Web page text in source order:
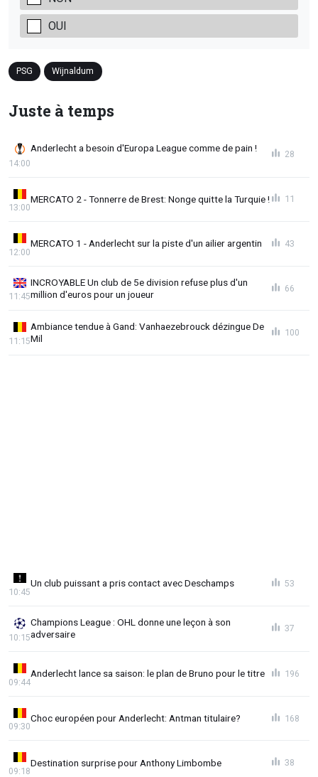
OUI
PSG Wijnaldum
Juste à temps
Anderlecht a besoin d'Europa League comme de pain !
14:00
28
MERCATO 2 - Tonnerre de Brest: Nonge quitte la Turquie !
13:00
11
MERCATO 1 - Anderlecht sur la piste d'un ailier argentin
12:00
43
INCROYABLE Un club de 5e division refuse plus d'un
million d'euros pour un joueur
11:45
66
Ambiance tendue à Gand: Vanhaezebrouck dézingue De
Mil
11:15
100
Un club puissant a pris contact avec Deschamps
10:45
53
Champions League : OHL donne une leçon à son
adversaire
10:15
37
Anderlecht lance sa saison: le plan de Bruno pour le titre
09:44
196
Choc européen pour Anderlecht: Antman titulaire?
09:30
168
Destination surprise pour Anthony Limbombe
09:18
38